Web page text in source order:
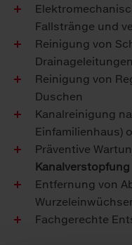
Fallstränge und
Reinigung von
Reinigung von
Duschen
Kanalreinigung
Einfamilienhaus)
Präventive
Kanalverstopfung
Entfernung von
Fachgerechte